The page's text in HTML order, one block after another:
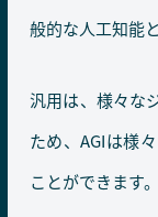
般的な人工知能
汎用は、様々な
ため、AGIは様
ことができます。